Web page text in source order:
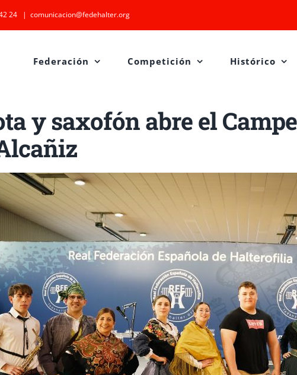
24 | comunicacion@fedehalter.org
Federación Competición Histórico
y saxofón abre el